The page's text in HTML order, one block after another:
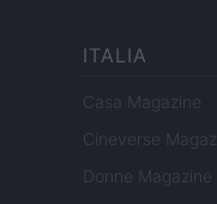
ITALIA
Casa Magazine
Cineverse
Donne Magazine